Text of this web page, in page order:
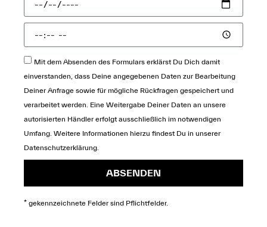
Mit dem Absenden des Formulars erklärst Du Dich damit
einverstanden, dass Deine angegebenen Daten zur Bearbeitung
Deiner Anfrage sowie für mögliche Rückfragen gespeichert und
verarbeitet werden. Eine Weitergabe Deiner Daten an unsere
autorisierten Händler erfolgt ausschließlich im notwendigen
Umfang. Weitere Informationen hierzu findest Du in unserer
Datenschutzerklärung
ABSENDEN
* gekennzeichnete Felder sind Pflichtfelder.